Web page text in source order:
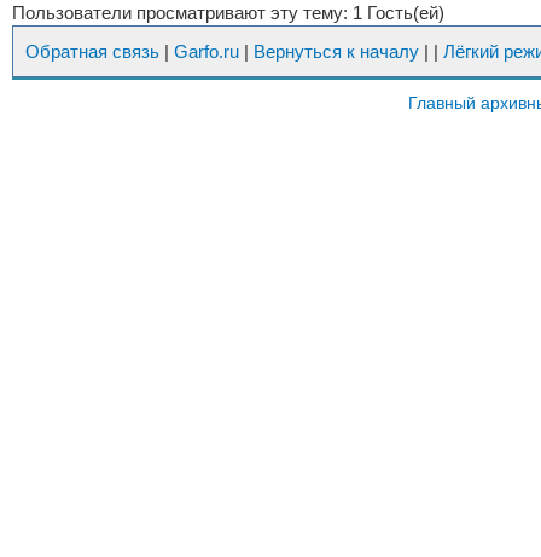
Пользователи просматривают эту тему: 1 Гость(ей)
Обратная связь | Garfo.ru | Вернуться к началу | | Лёгкий
Главный